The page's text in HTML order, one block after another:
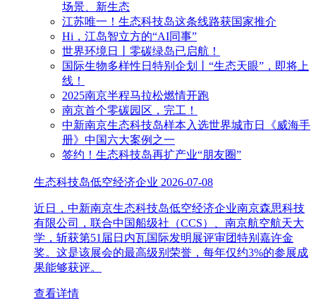
场景、新生态
江苏唯一！生态科技岛这条线路获国家推介
Hi，江岛智立方的“AI同事”
世界环境日丨零碳绿岛已启航！
国际生物多样性日特别企划丨“生态天眼”，即将上
线！
2025南京半程马拉松燃情开跑
南京首个零碳园区，完工！
中新南京生态科技岛样本入选世界城市日《威海手
册》中国六大案例之一
签约！生态科技岛再扩产业“朋友圈”
生态科技岛低空经济企业 2026-07-08
近日，中新南京生态科技岛低空经济企业南京森思科技
有限公司，联合中国船级社（CCS）、南京航空航天大
学，斩获第51届日内瓦国际发明展评审团特别嘉许金
奖。这是该展会的最高级别荣誉，每年仅约3%的参展成
果能够获评。
查看详情